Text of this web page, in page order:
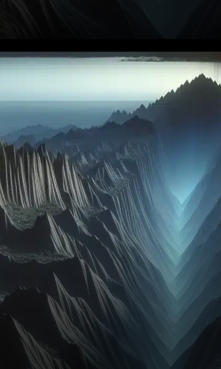
Le prix du XRP a chuté sous le
seuil crucial de 2,10 $,
marquant une énième
descente et suscitant des…